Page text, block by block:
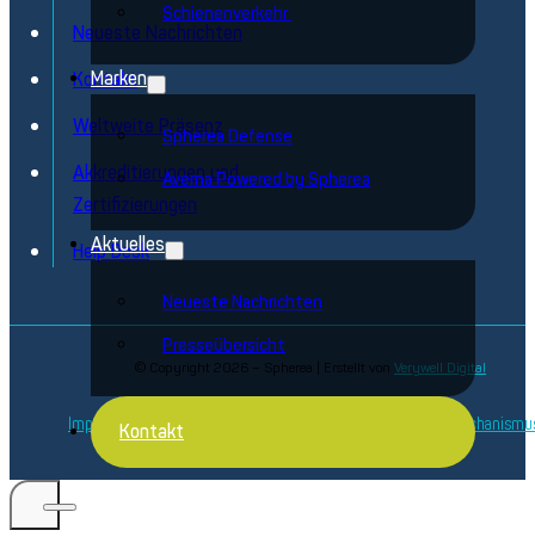
Schienenverkehr
Marken
Spherea Defense
Averna Powered by Spherea
Aktuelles
Neueste Nachrichten
Presseübersicht
Kontakt
Neueste Nachrichten
Kontakt
Weltweite Präsenz
Akkreditierungen und
Zertifizierungen
Help Desk
© Copyright 2026 – Spherea | Erstellt von Verywell Digital
Impressum Datenschutzbestimmungen